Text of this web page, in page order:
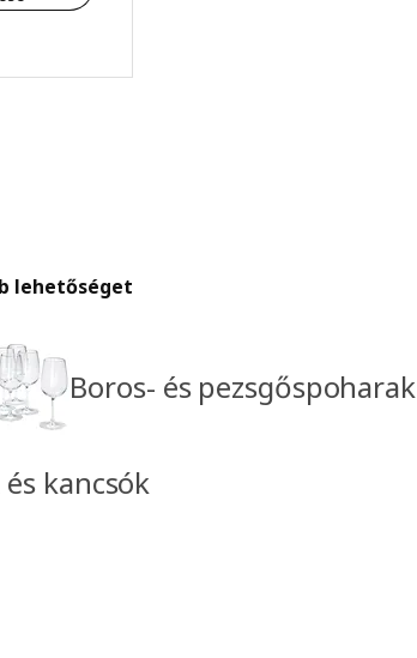
lehetőséget
Boros- és pezsgőspoharak
kancsók